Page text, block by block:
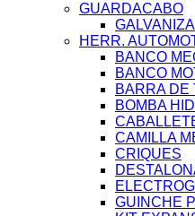
GUARDACABO
HERR.
BANCO
BANCO
BARRA DE
BOMBA
CAMILLA
CRIQUES
GUINCHE